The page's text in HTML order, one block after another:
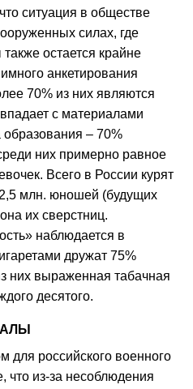
ситуация в обществе
силах, где
остается крайне
анкетирования
70% из них являются
с материалами
образования – 70%
них примерно равное
Всего в России курят
млн. юношей (будущих
их сверстниц.
наблюдается в
дружат 75%
них выраженная табачная
десятого.
для российского военного
что из-за несоблюдения